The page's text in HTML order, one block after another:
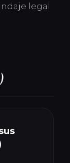
legal